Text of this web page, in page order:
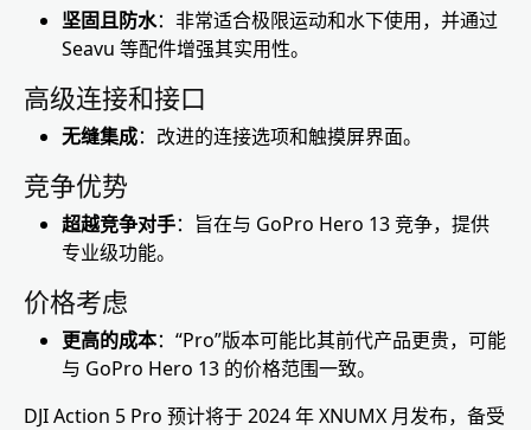
坚固且防水：非常适合极限运动和水下使用，并通过
Seavu 等配件增强其实用性。
高级连接和接口
无缝集成：改进的连接选项和触摸屏界面。
竞争优势
超越竞争对手：旨在与 GoPro Hero 13 竞争，提供
专业级功能。
价格考虑
更高的成本：“Pro”版本可能比其前代产品更贵，可能
与 GoPro Hero 13 的价格范围一致。
DJI Action 5 Pro 预计将于 2024 年 XNUMX 月发布，备受